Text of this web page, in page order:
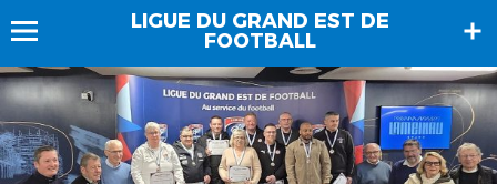
LIGUE DU GRAND EST DE
FOOTBALL